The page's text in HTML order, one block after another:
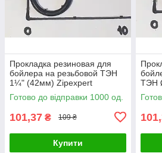
Прокладка резиновая для
бойлера на резьбовой ТЭН
1¼" (42мм) Zipexpert
Готово до відправки 1000 од.
101,37 ₴ 109 ₴
Купити
ТЭН